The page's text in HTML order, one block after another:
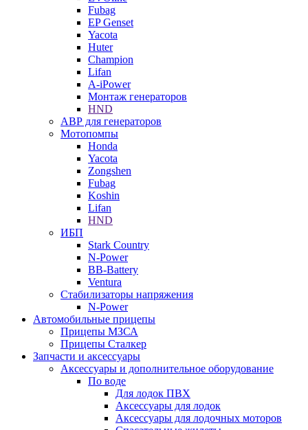
Fubag
EP Genset
Yacota
Huter
Champion
Lifan
A-iPower
Монтаж генераторов
HND
АВР для генераторов
Мотопомпы
Honda
Yacota
Zongshen
Fubag
Koshin
Lifan
HND
ИБП
Stark Country
N-Power
BB-Battery
Ventura
Стабилизаторы напряжения
N-Power
Автомобильные прицепы
Прицепы МЗСА
Прицепы Сталкер
Запчасти и аксессуары
Аксессуары и дополнительное оборудование
По воде
Для лодок ПВХ
Аксессуары для лодок
Аксессуары для лодочных моторов